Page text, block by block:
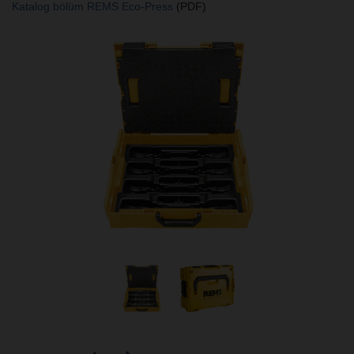
Katalog bölüm REMS Eco-Press (PDF)